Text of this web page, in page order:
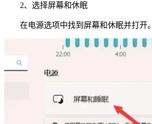
2、选择屏幕和休眠
在电源选项中找到屏幕和休眠并打开。